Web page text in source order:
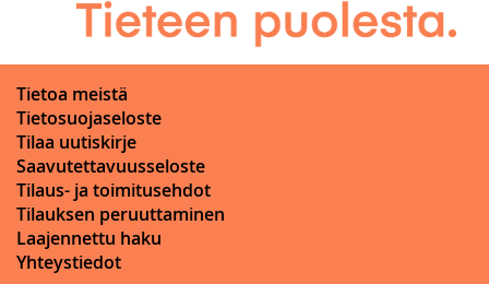
Tietoa meistä
Tietosuojaseloste
Tilaa uutiskirje
Saavutettavuusseloste
Tilaus- ja toimitusehdot
Tilauksen peruuttaminen
Laajennettu haku
Yhteystiedot